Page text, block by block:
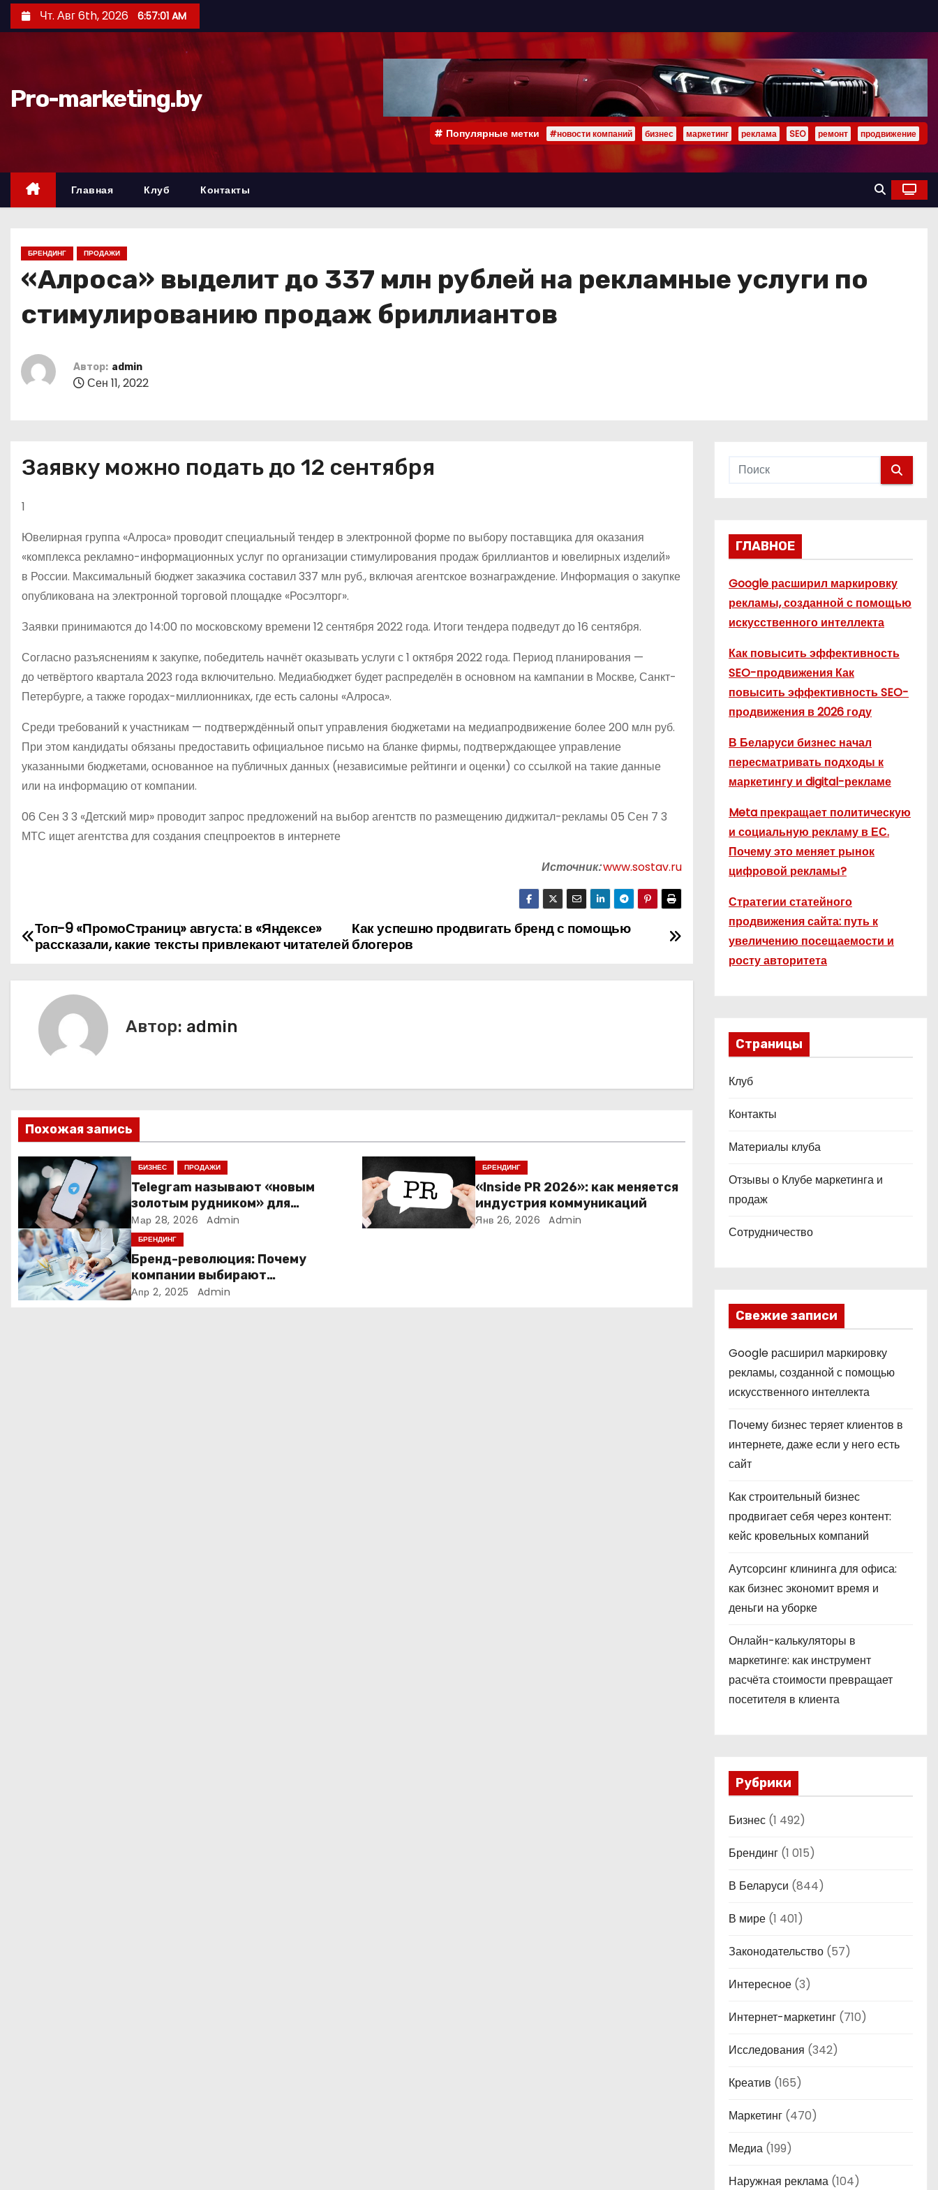
е
д
Чт. Авг 6th, 2026 6:57:02 AM
Pro-marketing.by
Популярные метки #новости компаний бизнес маркетинг реклама SEO ремонт продвижение
Главная Клуб Контакты
БРЕНДИНГ ПРОДАЖИ
«Алроса» выделит до 337 млн рублей на рекламные услуги по
стимулированию продаж бриллиантов
Автор: admin
Сен 11, 2022
Заявку можно подать до 12 сентября
1
Ювелирная группа «Алроса» проводит специальный тендер в электронной форме по выбору поставщика для оказания
«комплекса рекламно-информационных услуг по организации стимулирования продаж бриллиантов и ювелирных изделий»
в России. Максимальный бюджет заказчика составил 337 млн руб., включая агентское вознаграждение. Информация о закупке
опубликована на электронной торговой площадке «Росэлторг».
Заявки принимаются до 14:00 по московскому времени 12 сентября 2022 года. Итоги тендера подведут до 16 сентября.
Согласно разъяснениям к закупке, победитель начнёт оказывать услуги с 1 октября 2022 года. Период планирования —
до четвёртого квартала 2023 года включительно. Медиабюджет будет распределён в основном на кампании в Москве, Санкт-
Петербурге, а также городах-миллионниках, где есть салоны «Алроса».
Среди требований к участникам — подтверждённый опыт управления бюджетами на медиапродвижение более 200 млн руб.
При этом кандидаты обязаны предоставить официальное письмо на бланке фирмы, подтверждающее управление
указанными бюджетами, основанное на публичных данных (независимые рейтинги и оценки) со ссылкой на такие данные
или на информацию от компании.
06 Сен 3 3 «Детский мир» проводит запрос предложений на выбор агентств по размещению диджитал-рекламы 05 Сен 7 3
МТС ищет агентства для создания спецпроектов в интернете
Источник:www.sostav.ru
Н
ц
и
я
п
о
з
а
Как успешно продвигать бренд с помощью
блогеров
Топ-9 «ПромоСтраниц» августа: в «Яндексе»
рассказали, какие тексты привлекают читателей
Автор: admin
Похожая запись
БИЗНЕС ПРОДАЖИ
Telegram называют «новым
золотым рудником» для
креаторов: как блогеры
создают онлайн-бизнес
Мар 28, 2026 Admin
БРЕНДИНГ
«Inside PR 2026»: как меняется
индустрия коммуникаций
Янв 26, 2026 Admin
БРЕНДИНГ
Бренд-революция: Почему
компании выбирают
адаптивные логотипы?
Апр 2, 2025 Admin
ГЛАВНОЕ
Google расширил маркировку
рекламы, созданной с помощью
искусственного интеллекта
Как повысить эффективность
SEO-продвижения Как
повысить эффективность SEO-
продвижения в 2026 году
В Беларуси бизнес начал
пересматривать подходы к
маркетингу и digital-рекламе
Meta прекращает политическую
и социальную рекламу в ЕС.
Почему это меняет рынок
цифровой рекламы?
Стратегии статейного
продвижения сайта: путь к
увеличению посещаемости и
росту авторитета
Страницы
Клуб
Контакты
Материалы клуба
Отзывы о Клубе маркетинга и
продаж
Сотрудничество
Свежие записи
Google расширил маркировку
рекламы, созданной с помощью
искусственного интеллекта
Почему бизнес теряет клиентов в
интернете, даже если у него есть
сайт
Как строительный бизнес
продвигает себя через контент:
кейс кровельных компаний
Аутсорсинг клининга для офиса:
как бизнес экономит время и
деньги на уборке
Онлайн-калькуляторы в
маркетинге: как инструмент
расчёта стоимости превращает
посетителя в клиента
Рубрики
Бизнес (1 492)
Брендинг (1 015)
В Беларуси (844)
В мире (1 401)
Законодательство (57)
Интересное (3)
Интернет-маркетинг (710)
Исследования (342)
Креатив (165)
Маркетинг (470)
Медиа (199)
Наружная реклама (104)